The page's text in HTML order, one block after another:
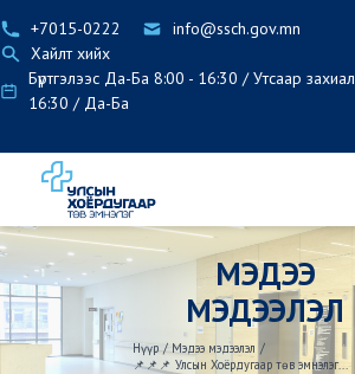
+7015-0222
info@ssch.gov.mn
Хайлт хийх
Бүртгэлээс Да-Ба 8:00 - 16:30 / Утсаар
16:30 / Да-Ба
МЭДЭЭ
МЭДЭЭЛЭЛ
Нүүр / Мэдээ мэдээлэл /
📌📌📌 Улсын Хоёрдугаар төв эмнэлэг...